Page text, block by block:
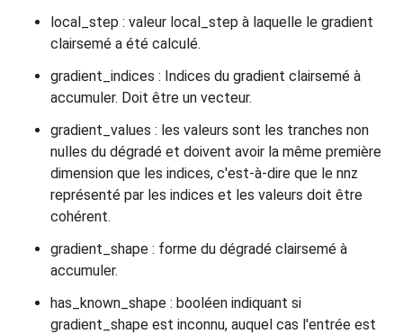
local_step : valeur local_step à laquelle le gradient
clairsemé a été calculé.
gradient_indices : Indices du gradient clairsemé à
accumuler. Doit être un vecteur.
gradient_values : les valeurs sont les tranches non
nulles du dégradé et doivent avoir la même première
dimension que les indices, c'est-à-dire que le nnz
représenté par les indices et les valeurs doit être
cohérent.
gradient_shape : forme du dégradé clairsemé à
accumuler.
has_known_shape : booléen indiquant si
gradient_shape est inconnu, auquel cas l'entrée est